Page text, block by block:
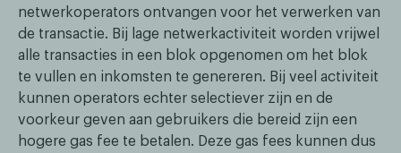
netwerkoperators ontvangen voor het verwerken van
de transactie. Bij lage netwerkactiviteit worden vrijwel
alle transacties in een blok opgenomen om het blok
te vullen en inkomsten te genereren. Bij veel activiteit
kunnen operators echter selectiever zijn en de
voorkeur geven aan gebruikers die bereid zijn een
hogere gas fee te betalen. Deze gas fees kunnen dus